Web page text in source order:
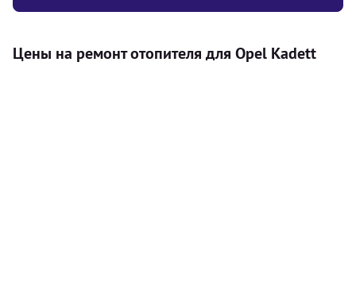
Цены на ремонт отопителя для Opel Kadett